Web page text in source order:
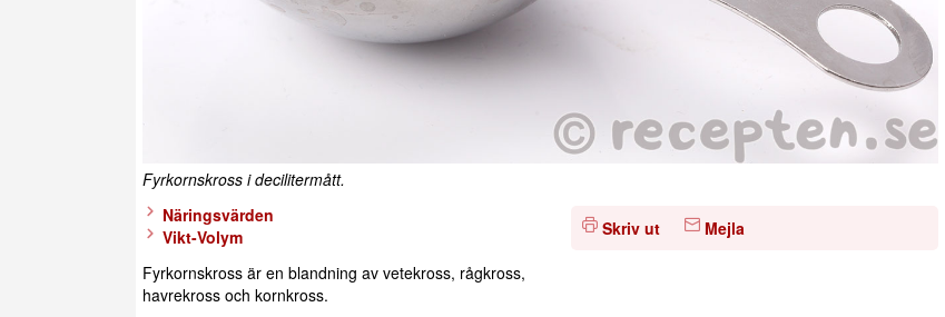
Fyrkornskross i decilitermått.
Skriv ut Mejla
Näringsvärden
Vikt-Volym
Fyrkornskross är en blandning av vetekross, rågkross,
havrekross och kornkross.